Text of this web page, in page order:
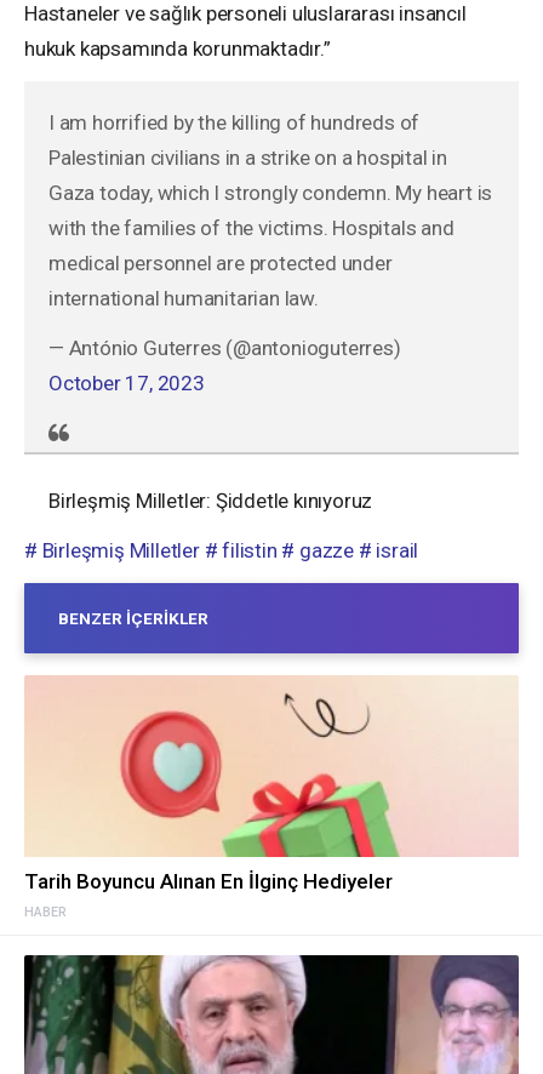
Hastaneler ve sağlık personeli uluslararası insancıl
hukuk kapsamında korunmaktadır.”
I am horrified by the killing of hundreds of
Palestinian civilians in a strike on a hospital in
Gaza today, which I strongly condemn. My heart is
with the families of the victims. Hospitals and
medical personnel are protected under
international humanitarian law.
— António Guterres (@antonioguterres)
October 17, 2023
Birleşmiş Milletler: Şiddetle kınıyoruz
# Birleşmiş Milletler # filistin # gazze # israil
BENZER İÇERIKLER
HABER
Tarih Boyuncu Alınan En İlginç Hediyeler